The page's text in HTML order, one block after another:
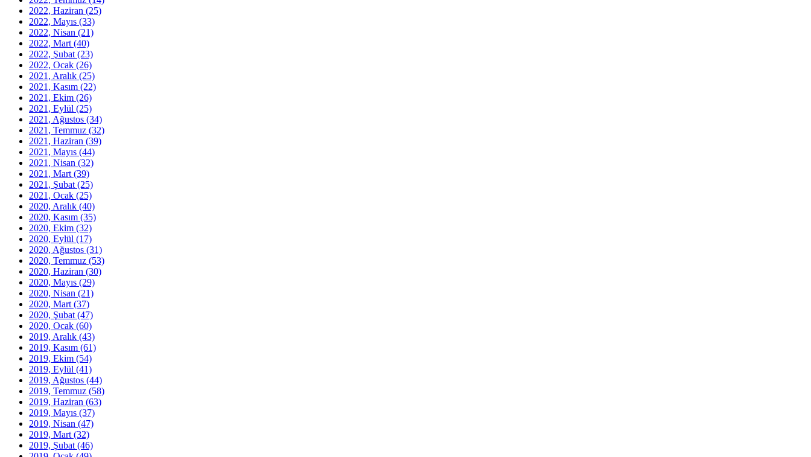
2022, Haziran (25)
2022, Mayıs (33)
2022, Nisan (21)
2022, Mart (40)
2022, Şubat (23)
2022, Ocak (26)
2021, Aralık (25)
2021, Kasım (22)
2021, Ekim (26)
2021, Eylül (25)
2021, Ağustos (34)
2021, Temmuz (32)
2021, Haziran (39)
2021, Mayıs (44)
2021, Nisan (32)
2021, Mart (39)
2021, Şubat (25)
2021, Ocak (25)
2020, Aralık (40)
2020, Kasım (35)
2020, Ekim (32)
2020, Eylül (17)
2020, Ağustos (31)
2020, Temmuz (53)
2020, Haziran (30)
2020, Mayıs (29)
2020, Nisan (21)
2020, Mart (37)
2020, Şubat (47)
2020, Ocak (60)
2019, Aralık (43)
2019, Kasım (61)
2019, Ekim (54)
2019, Eylül (41)
2019, Ağustos (44)
2019, Temmuz (58)
2019, Haziran (63)
2019, Mayıs (37)
2019, Nisan (47)
2019, Mart (32)
2019, Şubat (46)